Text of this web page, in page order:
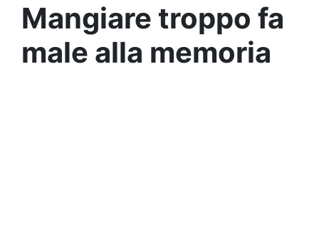
Mangiare troppo fa
male alla memoria